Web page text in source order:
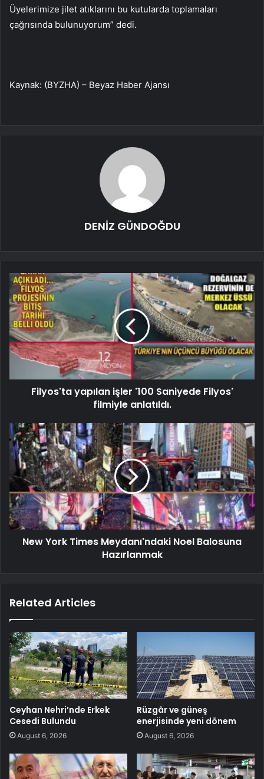
Üyelerimize jilet atıklarını bu kutularda toplamaları
çağrısında bulunuyorum” dedi.
Kaynak: (BYZHA) – Beyaz Haber Ajansı
DENİZ GÜNDOĞDU
Filyos'ta yapılan işler '100 Saniyede Filyos'
filmiyle anlatıldı.
New York Times Meydanı'ndaki Noel Balosuna
Hazırlanmak
Related Articles
Ceyhan Nehri’nde Erkek
Cesedi Bulundu
August 6, 2026
Rüzgâr ve güneş
enerjisinde yeni dönem
August 6, 2026